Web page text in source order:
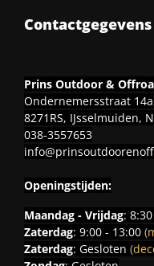
Contactgegevens
Prins Outdoor &
Ondernemersstraat 14a
8271RS, IJsselmuiden,
038-3557653
Openingstijden:
Maandag - Vrijdag:
Zaterdag: 9:00 - 13:00
Zaterdag: Gesloten